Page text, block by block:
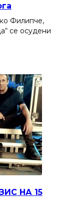
Филипче,
се осудени
НА 15